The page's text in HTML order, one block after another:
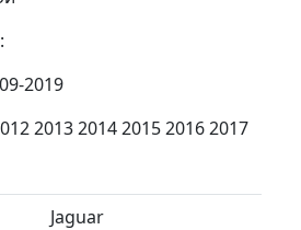
2019
2013 2014 2015 2016 2017
Jaguar